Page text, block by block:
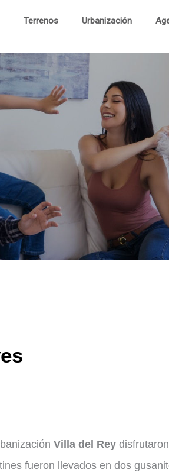
Terrenos Urbanización
Visita
Villa del Rey
fueron llevados en dos